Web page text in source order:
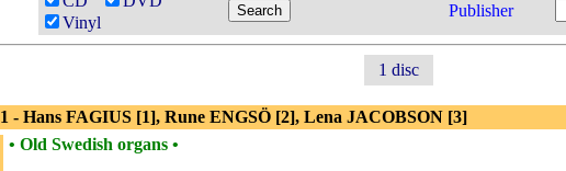
Vinyl
Publisher
1 disc
1 - Hans FAGIUS [1], Rune ENGSÖ [2], Lena JACOBSON [3]
• Old Swedish organs •